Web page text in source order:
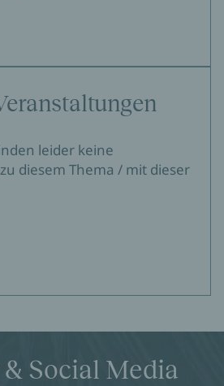
leider keine
diesem Thema / mit dieser
Social Media